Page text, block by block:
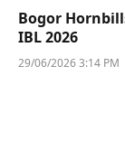
Bogor
IBL 2026
29/06/2026 3:14 PM